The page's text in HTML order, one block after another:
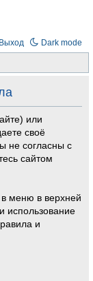
Dark mode
Выход
или
своё
не согласны с
сайтом
меню в верхней
использование
и